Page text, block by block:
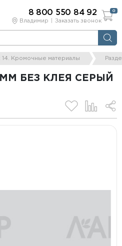
Владимир Заказать звонок
8 800 550 84 92 0
14. Кромочные материалы
ММ БЕЗ КЛЕЯ СЕРЫЙ